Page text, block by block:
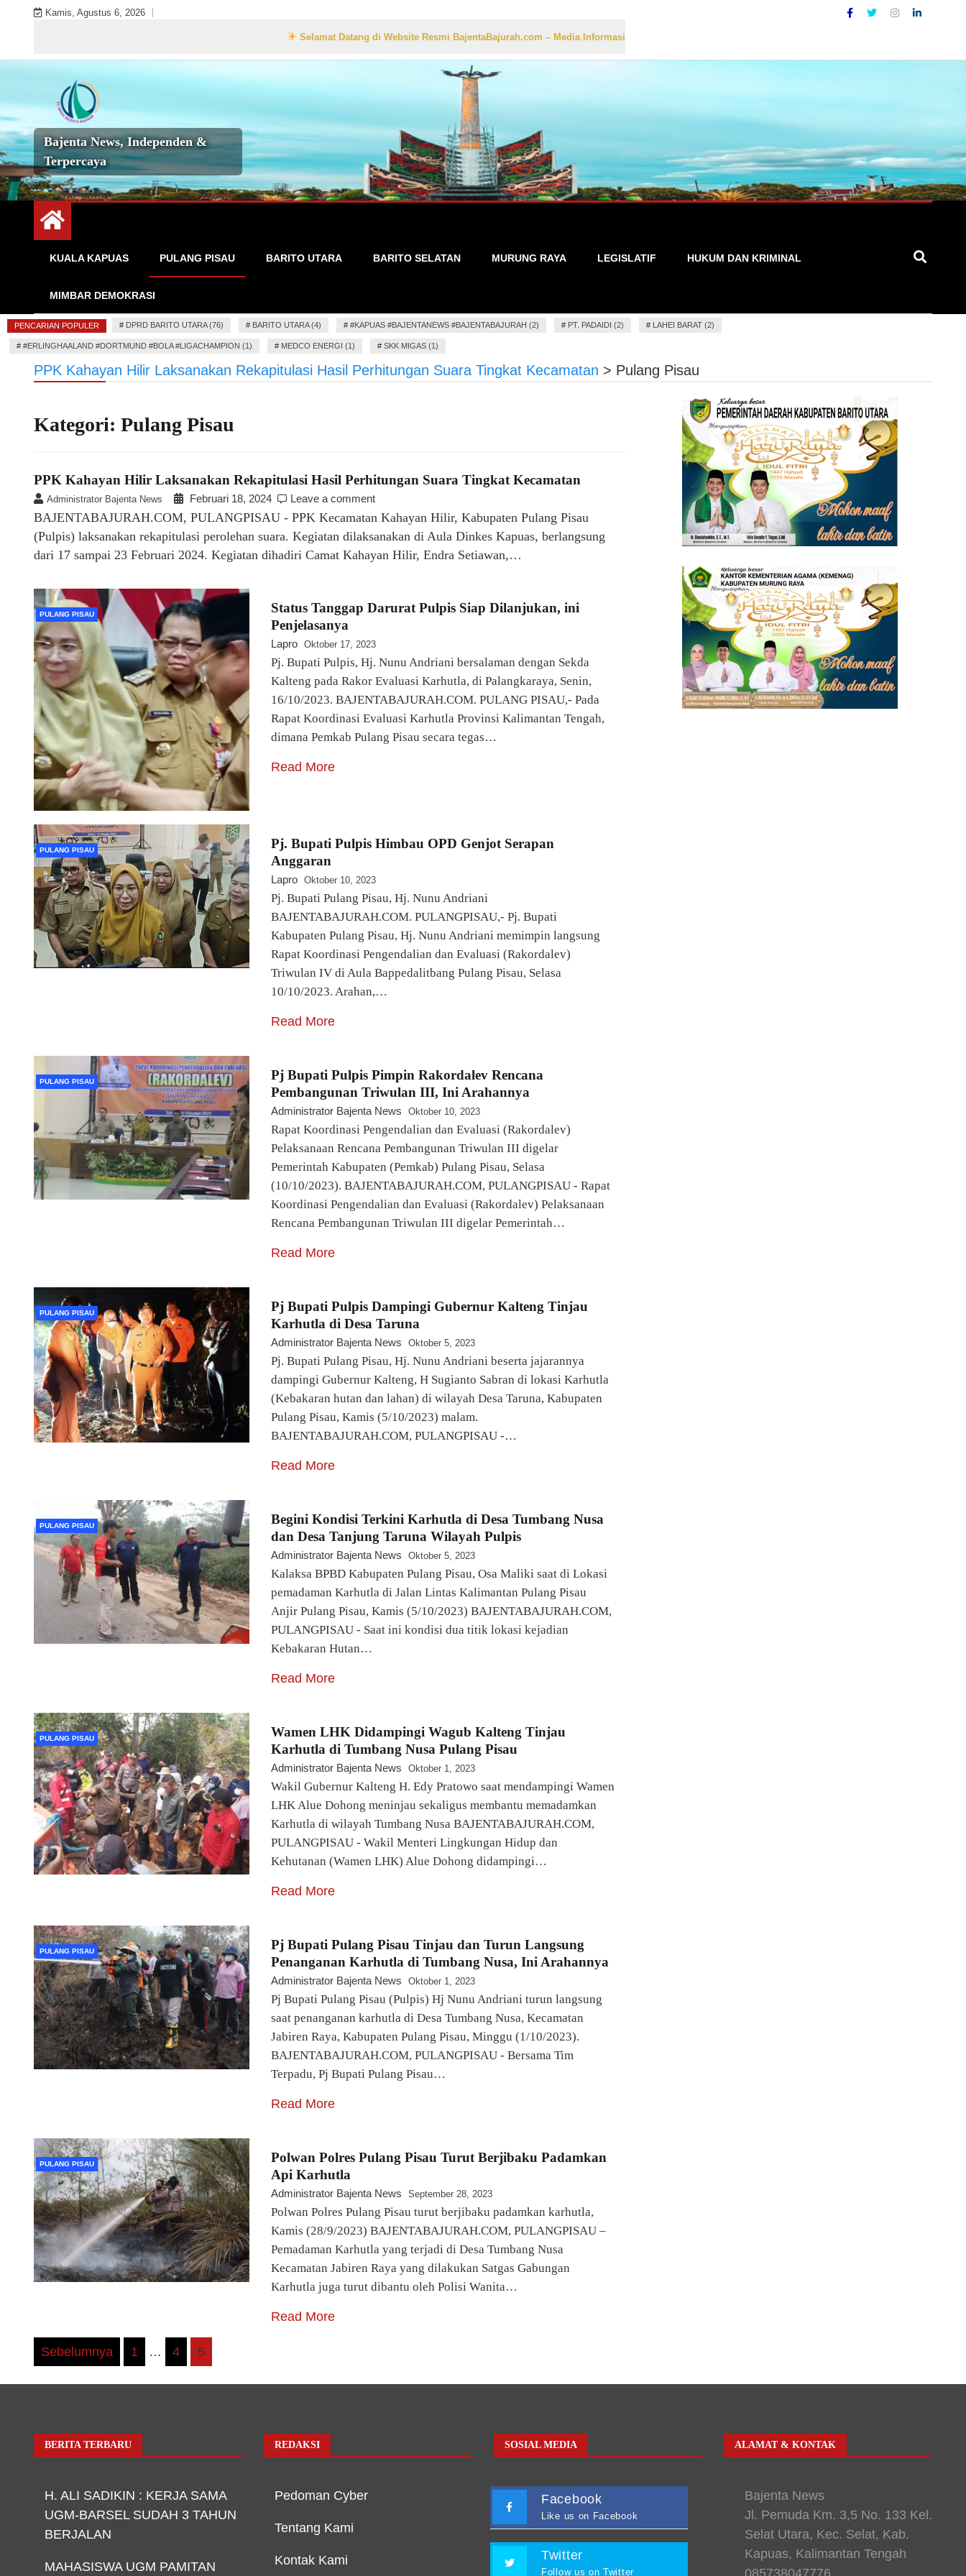
Kamis, Agustus 6, 2026
Selamat Datang di Website Resmi BajentaBajurah.com – Media Informasi Lokal yang Akurat, Cepat, dan Terpercaya
Bajenta News, Independen &
Terpercaya
KUALA KAPUAS PULANG PISAU BARITO UTARA BARITO SELATAN MURUNG RAYA LEGISLATIF HUKUM DAN KRIMINAL
MIMBAR DEMOKRASI
PENCARIAN POPULER # DPRD BARITO UTARA (76) # BARITO UTARA (4) # #KAPUAS #BAJENTANEWS #BAJENTABAJURAH (2) # PT. PADAIDI (2) # LAHEI BARAT (2)
# #ERLINGHAALAND #DORTMUND #BOLA #LIGACHAMPION (1) # MEDCO ENERGI (1) # SKK MIGAS (1)
PPK Kahayan Hilir Laksanakan Rekapitulasi Hasil Perhitungan Suara Tingkat Kecamatan > Pulang Pisau
Kategori: Pulang Pisau
PPK Kahayan Hilir Laksanakan Rekapitulasi Hasil Perhitungan Suara Tingkat Kecamatan
Administrator Bajenta News Februari 18, 2024 Leave a comment
BAJENTABAJURAH.COM, PULANGPISAU - PPK Kecamatan Kahayan Hilir, Kabupaten Pulang Pisau
(Pulpis) laksanakan rekapitulasi perolehan suara. Kegiatan dilaksanakan di Aula Dinkes Kapuas, berlangsung
dari 17 sampai 23 Februari 2024. Kegiatan dihadiri Camat Kahayan Hilir, Endra Setiawan,…
PULANG PISAU
Status Tanggap Darurat Pulpis Siap Dilanjukan, ini
Penjelasanya
Lapro Oktober 17, 2023
Pj. Bupati Pulpis, Hj. Nunu Andriani bersalaman dengan Sekda
Kalteng pada Rakor Evaluasi Karhutla, di Palangkaraya, Senin,
16/10/2023. BAJENTABAJURAH.COM. PULANG PISAU,- Pada
Rapat Koordinasi Evaluasi Karhutla Provinsi Kalimantan Tengah,
dimana Pemkab Pulang Pisau secara tegas…
Read More
PULANG PISAU
Pj. Bupati Pulpis Himbau OPD Genjot Serapan
Anggaran
Lapro Oktober 10, 2023
Pj. Bupati Pulang Pisau, Hj. Nunu Andriani
BAJENTABAJURAH.COM. PULANGPISAU,- Pj. Bupati
Kabupaten Pulang Pisau, Hj. Nunu Andriani memimpin langsung
Rapat Koordinasi Pengendalian dan Evaluasi (Rakordalev)
Triwulan IV di Aula Bappedalitbang Pulang Pisau, Selasa
10/10/2023. Arahan,…
Read More
PULANG PISAU
Pj Bupati Pulpis Pimpin Rakordalev Rencana
Pembangunan Triwulan III, Ini Arahannya
Administrator Bajenta News Oktober 10, 2023
Rapat Koordinasi Pengendalian dan Evaluasi (Rakordalev)
Pelaksanaan Rencana Pembangunan Triwulan III digelar
Pemerintah Kabupaten (Pemkab) Pulang Pisau, Selasa
(10/10/2023). BAJENTABAJURAH.COM, PULANGPISAU - Rapat
Koordinasi Pengendalian dan Evaluasi (Rakordalev) Pelaksanaan
Rencana Pembangunan Triwulan III digelar Pemerintah…
Read More
PULANG PISAU
Pj Bupati Pulpis Dampingi Gubernur Kalteng Tinjau
Karhutla di Desa Taruna
Administrator Bajenta News Oktober 5, 2023
Pj. Bupati Pulang Pisau, Hj. Nunu Andriani beserta jajarannya
dampingi Gubernur Kalteng, H Sugianto Sabran di lokasi Karhutla
(Kebakaran hutan dan lahan) di wilayah Desa Taruna, Kabupaten
Pulang Pisau, Kamis (5/10/2023) malam.
BAJENTABAJURAH.COM, PULANGPISAU -…
Read More
PULANG PISAU
Begini Kondisi Terkini Karhutla di Desa Tumbang Nusa
dan Desa Tanjung Taruna Wilayah Pulpis
Administrator Bajenta News Oktober 5, 2023
Kalaksa BPBD Kabupaten Pulang Pisau, Osa Maliki saat di Lokasi
pemadaman Karhutla di Jalan Lintas Kalimantan Pulang Pisau
Anjir Pulang Pisau, Kamis (5/10/2023) BAJENTABAJURAH.COM,
PULANGPISAU - Saat ini kondisi dua titik lokasi kejadian
Kebakaran Hutan…
Read More
PULANG PISAU
Wamen LHK Didampingi Wagub Kalteng Tinjau
Karhutla di Tumbang Nusa Pulang Pisau
Administrator Bajenta News Oktober 1, 2023
Wakil Gubernur Kalteng H. Edy Pratowo saat mendampingi Wamen
LHK Alue Dohong meninjau sekaligus membantu memadamkan
Karhutla di wilayah Tumbang Nusa BAJENTABAJURAH.COM,
PULANGPISAU - Wakil Menteri Lingkungan Hidup dan
Kehutanan (Wamen LHK) Alue Dohong didampingi…
Read More
PULANG PISAU
Pj Bupati Pulang Pisau Tinjau dan Turun Langsung
Penanganan Karhutla di Tumbang Nusa, Ini Arahannya
Administrator Bajenta News Oktober 1, 2023
Pj Bupati Pulang Pisau (Pulpis) Hj Nunu Andriani turun langsung
saat penanganan karhutla di Desa Tumbang Nusa, Kecamatan
Jabiren Raya, Kabupaten Pulang Pisau, Minggu (1/10/2023).
BAJENTABAJURAH.COM, PULANGPISAU - Bersama Tim
Terpadu, Pj Bupati Pulang Pisau…
Read More
PULANG PISAU
Polwan Polres Pulang Pisau Turut Berjibaku Padamkan
Api Karhutla
Administrator Bajenta News September 28, 2023
Polwan Polres Pulang Pisau turut berjibaku padamkan karhutla,
Kamis (28/9/2023) BAJENTABAJURAH.COM, PULANGPISAU –
Pemadaman Karhutla yang terjadi di Desa Tumbang Nusa
Kecamatan Jabiren Raya yang dilakukan Satgas Gabungan
Karhutla juga turut dibantu oleh Polisi Wanita…
Read More
Paginasi
pos
Sebelumnya 1 … 4 5
BERITA TERBARU
H. ALI SADIKIN : KERJA SAMA
UGM-BARSEL SUDAH 3 TAHUN
BERJALAN
MAHASISWA UGM PAMITAN
REDAKSI
Pedoman Cyber
Tentang Kami
Kontak Kami
SOSIAL MEDIA
Facebook
Like us on Facebook
Twitter
Follow us on Twitter
ALAMAT & KONTAK
Bajenta News
Jl. Pemuda Km. 3,5 No. 133 Kel.
Selat Utara, Kec. Selat, Kab.
Kapuas, Kalimantan Tengah
085738047776